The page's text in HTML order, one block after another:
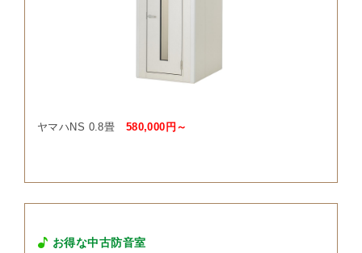
ヤマハNS 0.8畳 580,000円～
お得な中古防音室